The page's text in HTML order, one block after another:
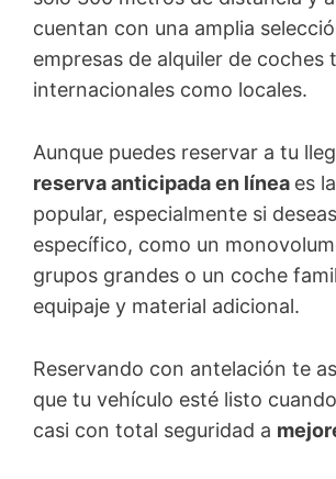
cuentan con una amplia
empresas de alquiler de coches
internacionales como locales.
Aunque puedes reservar a tu
reserva anticipada en línea es
popular, especialmente si
específico, como un
grupos grandes o un coche
equipaje y material adicional.
Reservando con antelación te
que tu vehículo esté listo
casi con total seguridad a